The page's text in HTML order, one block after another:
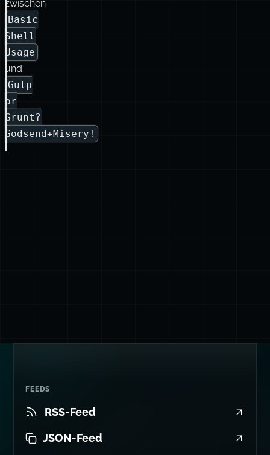
zwischen
Basic
Shell
Usage
und
Gulp
or
Grunt?
Godsend+Misery!
FEEDS
RSS-Feed
JSON-Feed